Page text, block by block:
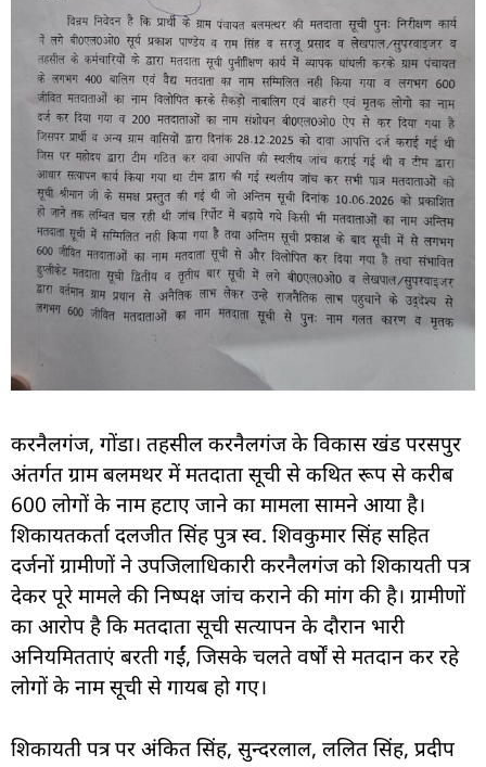
करनैलगंज, गोंडा। तहसील करनैलगंज के विकास खंड परसपुर
अंतर्गत ग्राम बलमथर में मतदाता सूची से कथित रूप से करीब
600 लोगों के नाम हटाए जाने का मामला सामने आया है।
शिकायतकर्ता दलजीत सिंह पुत्र स्व. शिवकुमार सिंह सहित
दर्जनों ग्रामीणों ने उपजिलाधिकारी करनैलगंज को शिकायती पत्र
देकर पूरे मामले की निष्पक्ष जांच कराने की मांग की है। ग्रामीणों
का आरोप है कि मतदाता सूची सत्यापन के दौरान भारी
अनियमितताएं बरती गईं, जिसके चलते वर्षों से मतदान कर रहे
लोगों के नाम सूची से गायब हो गए।
शिकायती पत्र पर अंकित सिंह, सुन्दरलाल, ललित सिंह, प्रदीप